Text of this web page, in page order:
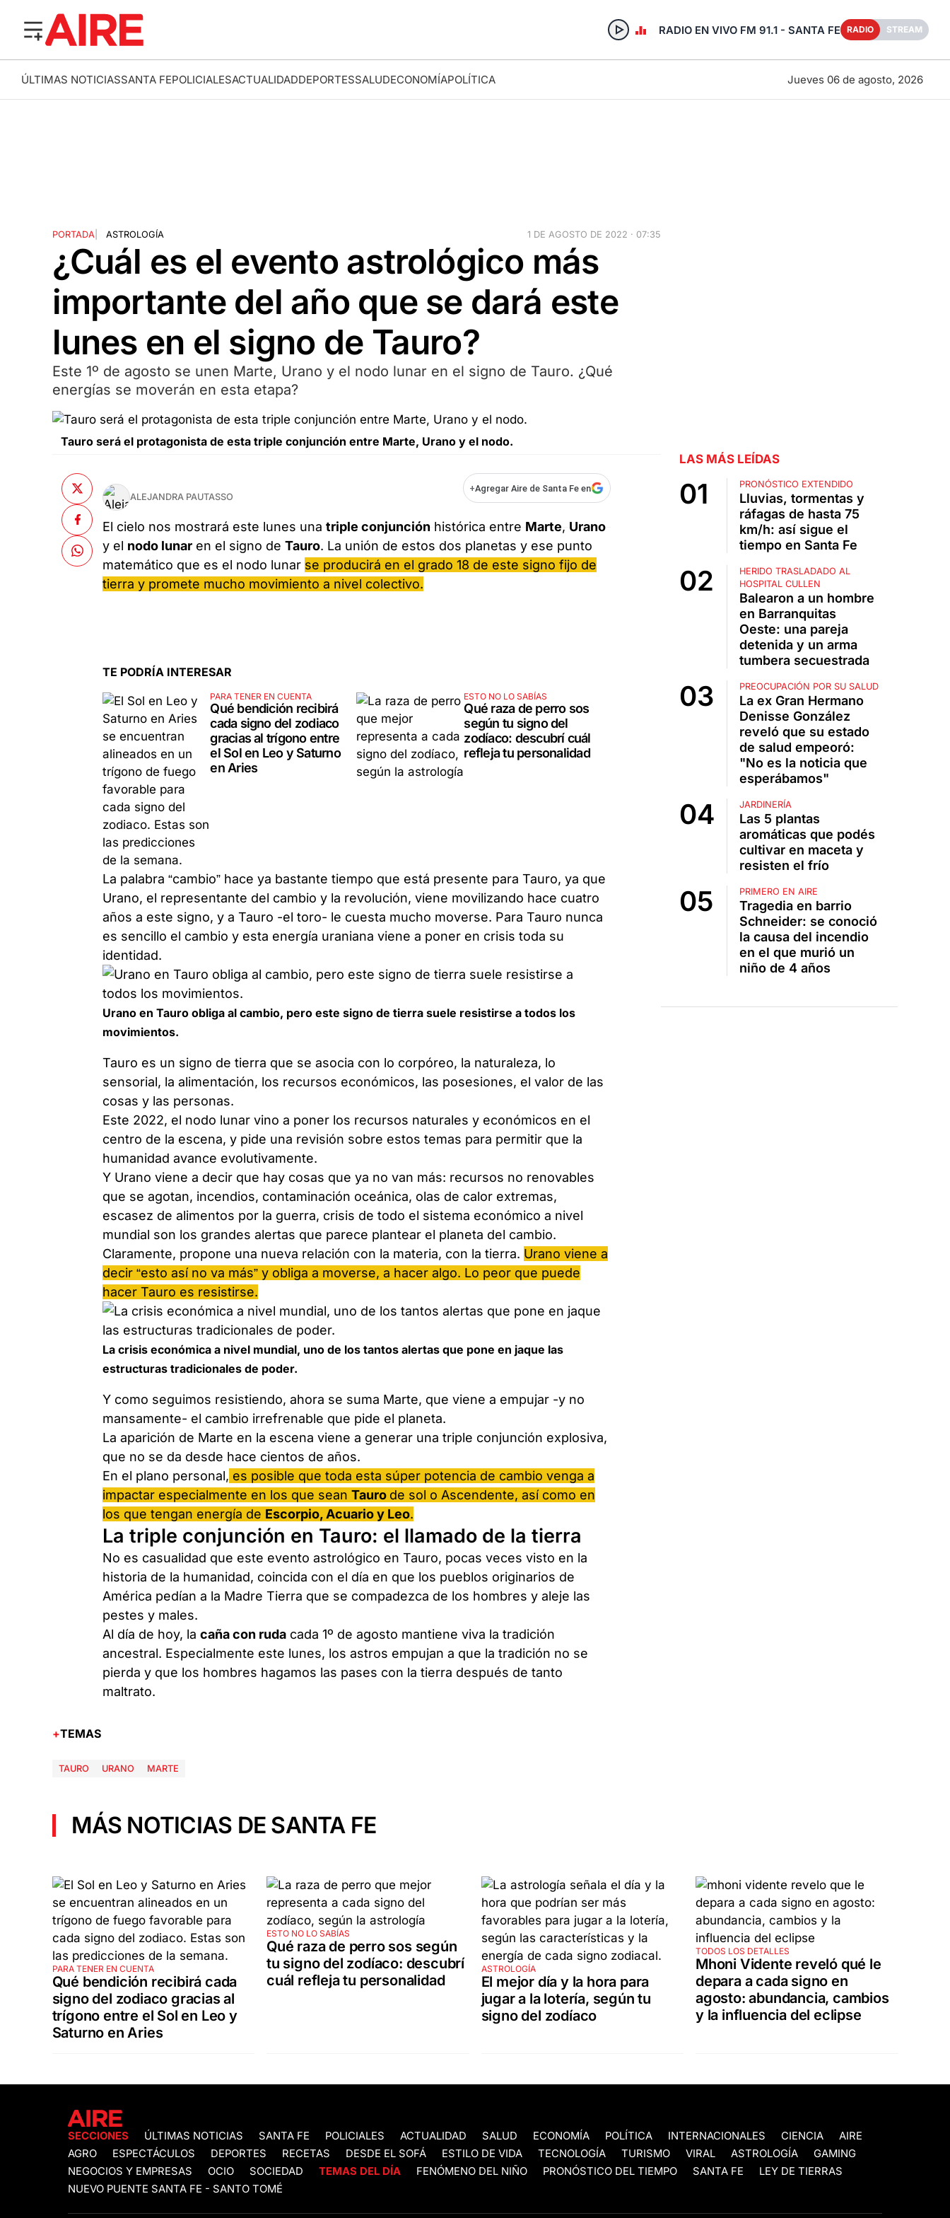
RADIO EN VIVO FM 91.1 - SANTA FE RADIO STREAM
ÚLTIMAS NOTICIASSANTA FEPOLICIALESACTUALIDADDEPORTESSALUDECONOMÍAPOLÍTICA Jueves 06 de agosto, 2026
PORTADA| ASTROLOGÍA 1 DE AGOSTO DE 2022 · 07:35
¿Cuál es el evento astrológico más
importante del año que se dará este
lunes en el signo de Tauro?
Este 1º de agosto se unen Marte, Urano y el nodo lunar en el signo de Tauro. ¿Qué
energías se moverán en esta etapa?
Tauro será el protagonista de esta triple conjunción entre Marte, Urano y el nodo.
ALEJANDRA PAUTASSO
+Agregar Aire de Santa Fe en
El cielo nos mostrará este lunes unatriple conjunción histórica entre Marte, Urano
y el nodo lunar en el signo deTauro. La unión de estos dos planetas y ese punto
matemático que es el nodo lunar se producirá en el grado 18 de este signo fijo de
tierra y promete mucho movimiento a nivel colectivo.
TE PODRÍA INTERESAR
PARA TENER EN CUENTA
Qué bendición recibirá
cada signo del zodiaco
gracias al trígono entre
el Sol en Leo y Saturno
en Aries
ESTO NO LO SABÍAS
Qué raza de perro sos
según tu signo del
zodíaco: descubrí cuál
refleja tu personalidad
La palabra “cambio” hace ya bastante tiempo que está presente para Tauro, ya que
Urano, el representante del cambio y la revolución, viene movilizando hace cuatro
años a este signo, y a Tauro -el toro- le cuesta mucho moverse. Para Tauro nunca
es sencillo el cambio y esta energía uraniana viene a poner en crisis toda su
identidad.
Urano en Tauro obliga al cambio, pero este signo de tierra suele resistirse a todos los
movimientos.
Tauro es un signo de tierra que se asocia con lo corpóreo, la naturaleza, lo
sensorial, la alimentación, los recursos económicos, las posesiones, el valor de las
cosas y las personas.
Este 2022, el nodo lunar vino a poner los recursos naturales y económicos en el
centro de la escena, y pide una revisión sobre estos temas para permitir que la
humanidad avance evolutivamente.
Y Urano viene a decir que hay cosas que ya no van más: recursos no renovables
que se agotan, incendios, contaminación oceánica, olas de calor extremas,
escasez de alimentos por la guerra, crisis de todo el sistema económico a nivel
mundial son los grandes alertas que parece plantear el planeta del cambio.
Claramente, propone una nueva relación con la materia, con la tierra. Urano viene a
decir “esto así no va más” y obliga a moverse, a hacer algo. Lo peor que puede
hacer Tauro es resistirse.
La crisis económica a nivel mundial, uno de los tantos alertas que pone en jaque las
estructuras tradicionales de poder.
Y como seguimos resistiendo, ahora se suma Marte, que viene a empujar -y no
mansamente- el cambio irrefrenable que pide el planeta.
La aparición de Marte en la escena viene a generar una triple conjunción explosiva,
que no se da desde hace cientos de años.
En el plano personal, es posible que toda esta súper potencia de cambio venga a
impactar especialmente en los que seanTauro de sol o Ascendente, así como en
los que tengan energía de Escorpio, Acuario y Leo.
La triple conjunción en Tauro: el llamado de la tierra
No es casualidad que este evento astrológico en Tauro, pocas veces visto en la
historia de la humanidad, coincida con el día en que los pueblos originarios de
América pedían a la Madre Tierra que se compadezca de los hombres y aleje las
pestes y males.
Al día de hoy, lacaña con ruda cada 1º de agosto mantiene viva la tradición
ancestral. Especialmente este lunes, los astros empujan a que la tradición no se
pierda y que los hombres hagamos las pases con la tierra después de tanto
maltrato.
LAS MÁS LEÍDAS
PRONÓSTICO EXTENDIDO
Lluvias, tormentas y
ráfagas de hasta 75
km/h: así sigue el
tiempo en Santa Fe
HERIDO TRASLADADO AL
HOSPITAL CULLEN
Balearon a un hombre
en Barranquitas
Oeste: una pareja
detenida y un arma
tumbera secuestrada
PREOCUPACIÓN POR SU SALUD
La ex Gran Hermano
Denisse González
reveló que su estado
de salud empeoró:
"No es la noticia que
esperábamos"
JARDINERÍA
Las 5 plantas
aromáticas que podés
cultivar en maceta y
resisten el frío
PRIMERO EN AIRE
Tragedia en barrio
Schneider: se conoció
la causa del incendio
en el que murió un
niño de 4 años
TEMAS
TAURO URANO MARTE
MÁS NOTICIAS DE SANTA FE
PARA TENER EN CUENTA
Qué bendición recibirá cada
signo del zodiaco gracias al
trígono entre el Sol en Leo y
Saturno en Aries
ESTO NO LO SABÍAS
Qué raza de perro sos según
tu signo del zodíaco: descubrí
cuál refleja tu personalidad
ASTROLOGÍA
El mejor día y la hora para
jugar a la lotería, según tu
signo del zodíaco
TODOS LOS DETALLES
Mhoni Vidente reveló qué le
depara a cada signo en
agosto: abundancia, cambios
y la influencia del eclipse
SECCIONES ÚLTIMAS NOTICIAS SANTA FE POLICIALES ACTUALIDAD SALUD ECONOMÍA POLÍTICA INTERNACIONALES CIENCIA
AIRE
AGRO
ESPECTÁCULOS DEPORTES RECETAS DESDE EL SOFÁ ESTILO DE VIDA TECNOLOGÍA TURISMO VIRAL ASTROLOGÍA
GAMING
NEGOCIOS Y EMPRESAS
OCIO SOCIEDAD TEMAS DEL DÍA FENÓMENO DEL NIÑO PRONÓSTICO DEL TIEMPO SANTA FE
LEY DE TIERRAS
NUEVO PUENTE SANTA FE - SANTO TOMÉ